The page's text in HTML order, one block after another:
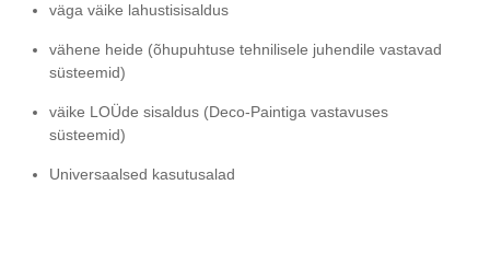
väga väike lahustisisaldus
vähene heide (õhupuhtuse tehnilisele juhendile vastavad
süsteemid)
väike LOÜde sisaldus (Deco-Paintiga vastavuses
süsteemid)
Universaalsed kasutusalad